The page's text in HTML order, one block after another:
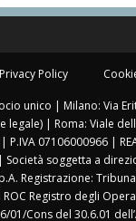
Privacy Policy
unico | Milano: Via
legale) | Roma: Viale
P.IVA 07106000966 |
Società soggetta a
Registrazione:
Registro degli
01/Cons del 30.6.01